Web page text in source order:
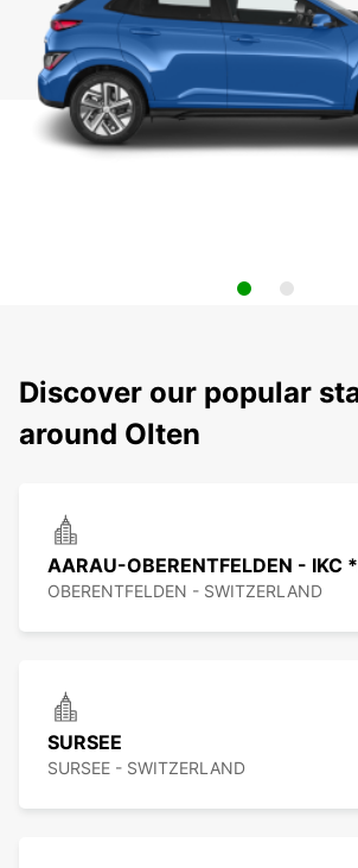
Discover our popular
around Olten
AARAU-OBERENTFELDEN - IKC
OBERENTFELDEN - SWITZERLAND
SURSEE
SURSEE - SWITZERLAND